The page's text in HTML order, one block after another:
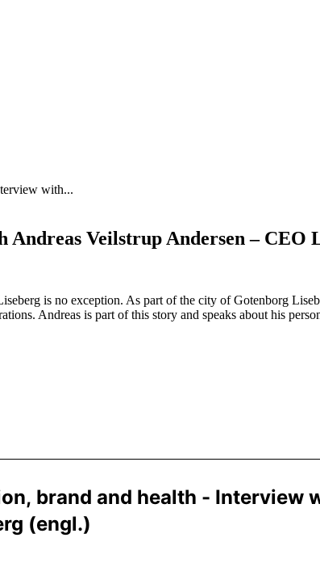
with...
Veilstrup Andersen – CEO
is no exception. As part of the city of Gotenborg
Andreas is part of this story and speaks about his